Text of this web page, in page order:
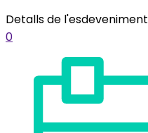
Detalls de l'esdeveniment
0